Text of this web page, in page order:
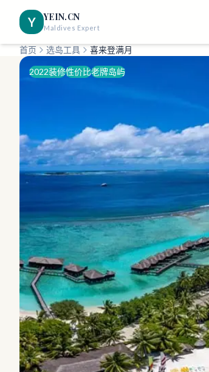
Y YEIN.CN
Maldives Expert
首页 选岛工具 喜来登满月
2022装修性价比老牌岛屿